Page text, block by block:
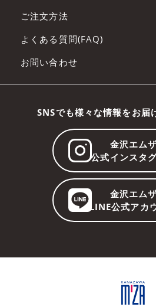
ご注文方法
よくある質問(FAQ)
お問い合わせ
SNSでも様々な情報をお届
金沢エム
公式インスタ
金沢エム
LINE公式アカ